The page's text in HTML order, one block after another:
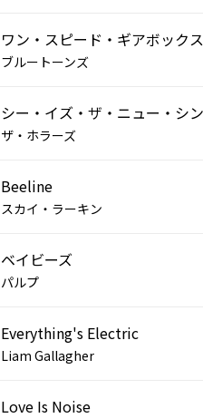
ワン・スピード・ギアボックス
ブルートーンズ
ザ・ホラーズ
Beeline
スカイ・ラーキン
ベイビーズ
パルプ
Everything's Electric
Liam Gallagher
Love Is Noise